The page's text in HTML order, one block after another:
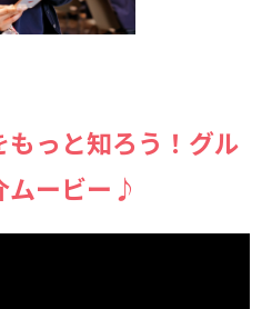
っと知ろう！グル
ムービー♪